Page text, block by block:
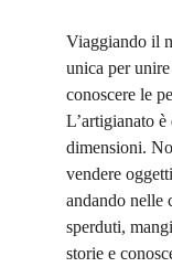
Viaggiando il
unica per
conoscere le
L’artigianato
dimensioni.
vendere
andando nelle
sperduti,
storie e